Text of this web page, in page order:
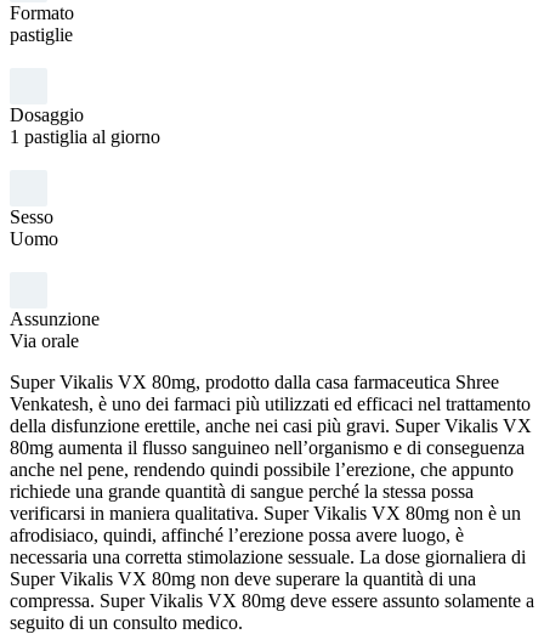
Formato
pastiglie
Dosaggio
1 pastiglia al giorno
Sesso
Uomo
Assunzione
Via orale
Super Vikalis VX 80mg, prodotto dalla casa farmaceutica Shree
Venkatesh, è uno dei farmaci più utilizzati ed efficaci nel trattamento
della disfunzione erettile, anche nei casi più gravi. Super Vikalis VX
80mg aumenta il flusso sanguineo nell’organismo e di conseguenza
anche nel pene, rendendo quindi possibile l’erezione, che appunto
richiede una grande quantità di sangue perché la stessa possa
verificarsi in maniera qualitativa. Super Vikalis VX 80mg non è un
afrodisiaco, quindi, affinché l’erezione possa avere luogo, è
necessaria una corretta stimolazione sessuale. La dose giornaliera di
Super Vikalis VX 80mg non deve superare la quantità di una
compressa. Super Vikalis VX 80mg deve essere assunto solamente a
seguito di un consulto medico.